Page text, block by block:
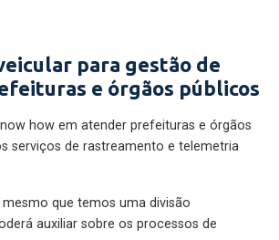
para gestão de
e órgãos públicos
how em atender prefeituras e órgãos
serviços de rastreamento e telemetria
que temos uma divisão
auxiliar sobre os processos de